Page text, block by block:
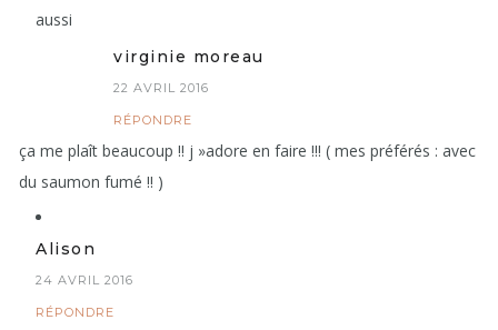
aussi
virginie moreau
22 AVRIL 2016
RÉPONDRE
ça me plaît beaucoup !! j »adore en faire !!! ( mes préférés : avec
du saumon fumé !! )
Alison
24 AVRIL 2016
RÉPONDRE